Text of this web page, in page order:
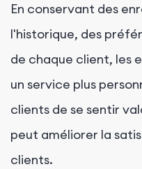
En conservant des
l'historique, des
de chaque client, les
un service plus
clients de se sentir
peut améliorer la
clients.